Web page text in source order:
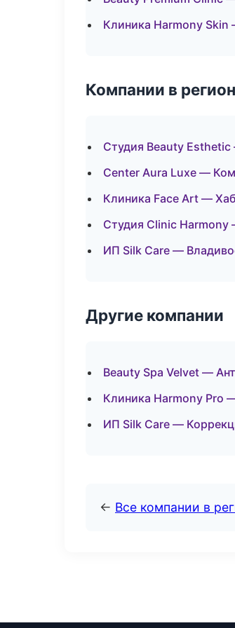
Клиника Harmony
Компании в
Студия Beauty
Center Aura Luxe —
Клиника Face Art —
Студия Clinic
ИП Silk Care —
Другие компании
Beauty Spa Velvet —
Клиника Harmony Pro
ИП Silk Care —
← Все компании в